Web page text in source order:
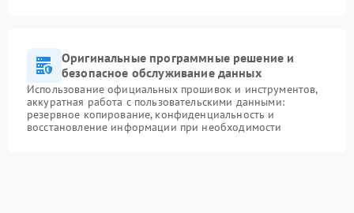
Оригинальные программные решение и
безопасное обслуживание данных
Использование официальных прошивок и инструментов,
аккуратная работа с пользовательскими данными:
резервное копирование, конфиденциальность и
восстановление информации при необходимости